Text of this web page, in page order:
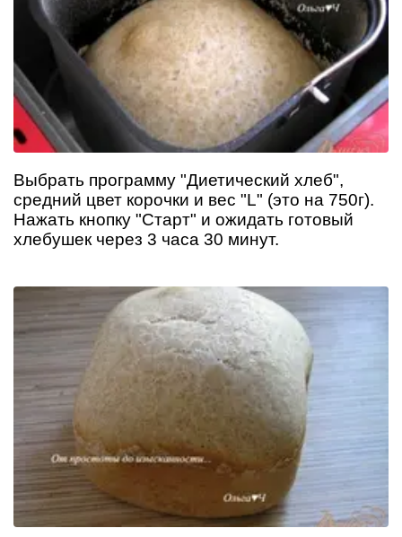
Выбрать программу "Диетический хлеб",
средний цвет корочки и вес "L" (это на 750г).
Нажать кнопку "Старт" и ожидать готовый
хлебушек через 3 часа 30 минут.